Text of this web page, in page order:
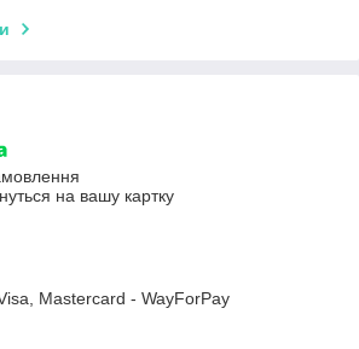
на вашу картку
Mastercard - WayForPay